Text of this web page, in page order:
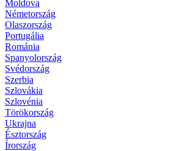
Moldova
Németország
Olaszország
Portugália
Románia
Spanyolország
Svédország
Szerbia
Szlovákia
Szlovénia
Törökország
Ukrajna
Észtország
Írország